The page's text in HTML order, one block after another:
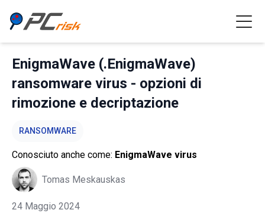
EnigmaWave (.EnigmaWave)
ransomware virus - opzioni di
rimozione e decriptazione
RANSOMWARE
Conosciuto anche come: EnigmaWave virus
Tomas Meskauskas
24 Maggio 2024